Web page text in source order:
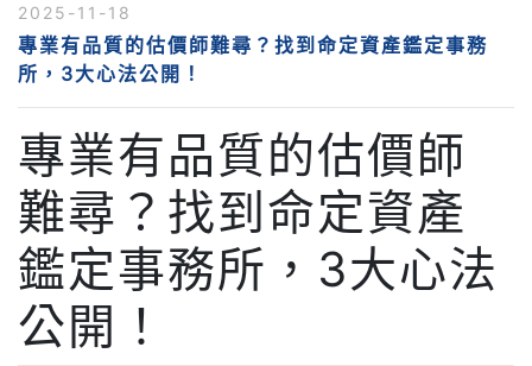
2025-11-18
專業有品質的估價師難尋？找到命定資產鑑定事務
所，3大心法公開！
專業有品質的估價師
難尋？找到命定資產
鑑定事務所，3大心法
公開！